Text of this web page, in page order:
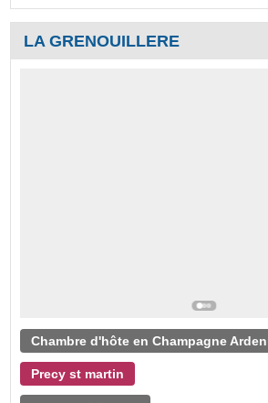
LA GRENOUILLERE
Chambre d'hôte en Champagne
Precy st martin